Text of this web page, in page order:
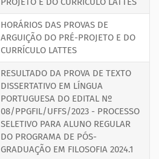
HORÁRIOS DAS PROVAS DE
ARGUIÇÃO DO PRÉ-PROJETO E DO
CURRÍCULO LATTES
RESULTADO DA PROVA DE TEXTO
DISSERTATIVO EM LÍNGUA
PORTUGUESA DO EDITAL Nº
08/PPGFIL/UFFS/2023 - PROCESSO
SELETIVO PARA ALUNO REGULAR
DO PROGRAMA DE PÓS-
GRADUAÇÃO EM FILOSOFIA 2024.1